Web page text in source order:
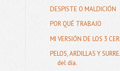
DESPISTE O MALDICIÓN
POR QUÉ TRABAJO
MI VERSIÓN DE LOS 3
PELOS, ARDILLAS Y
del día.